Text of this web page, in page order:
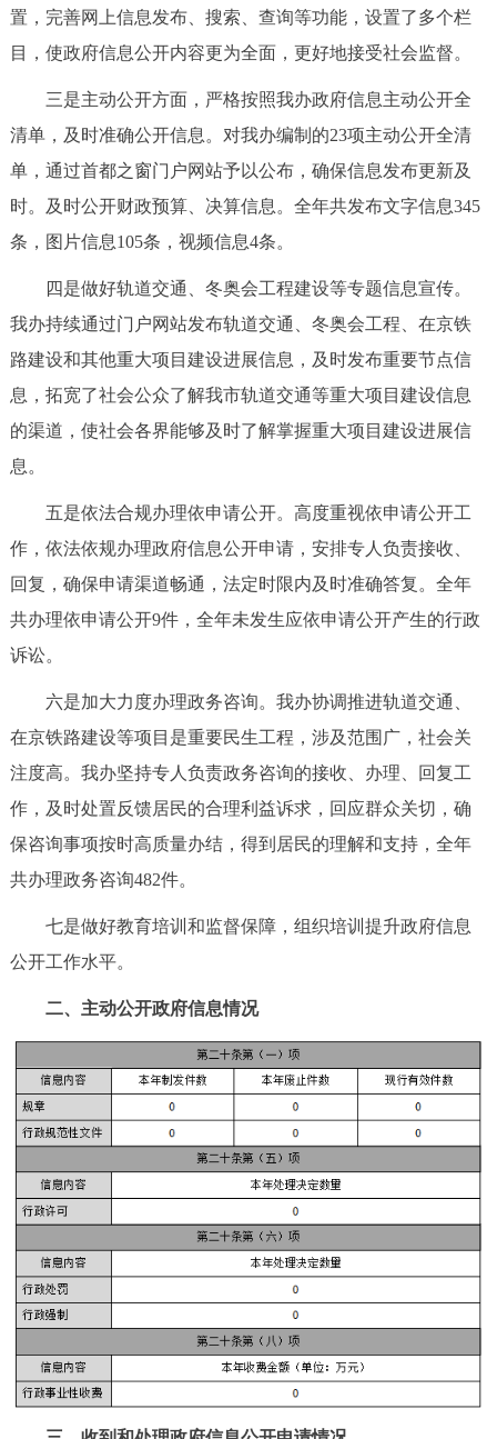
走进北京
绿色北京 图说北京 视频北京
多语种
DEUTSCH FRANÇAIS РУССКИЙ ЯЗЫК
ESPAÑOL العربية PORTUGUÊS
回到顶部
置，完善网上信息发布、搜索、查询等功能，设置了多个栏
目，使政府信息公开内容更为全面，更好地接受社会监督。
三是主动公开方面，严格按照我办政府信息主动公开全
清单，及时准确公开信息。对我办编制的23项主动公开全清
单，通过首都之窗门户网站予以公布，确保信息发布更新及
时。及时公开财政预算、决算信息。全年共发布文字信息345
条，图片信息105条，视频信息4条。
四是做好轨道交通、冬奥会工程建设等专题信息宣传。
我办持续通过门户网站发布轨道交通、冬奥会工程、在京铁
路建设和其他重大项目建设进展信息，及时发布重要节点信
息，拓宽了社会公众了解我市轨道交通等重大项目建设信息
的渠道，使社会各界能够及时了解掌握重大项目建设进展信
息。
五是依法合规办理依申请公开。高度重视依申请公开工
作，依法依规办理政府信息公开申请，安排专人负责接收、
回复，确保申请渠道畅通，法定时限内及时准确答复。全年
共办理依申请公开9件，全年未发生应依申请公开产生的行政
诉讼。
六是加大力度办理政务咨询。我办协调推进轨道交通、
在京铁路建设等项目是重要民生工程，涉及范围广，社会关
注度高。我办坚持专人负责政务咨询的接收、办理、回复工
作，及时处置反馈居民的合理利益诉求，回应群众关切，确
保咨询事项按时高质量办结，得到居民的理解和支持，全年
共办理政务咨询482件。
七是做好教育培训和监督保障，组织培训提升政府信息
公开工作水平。
二、主动公开政府信息情况